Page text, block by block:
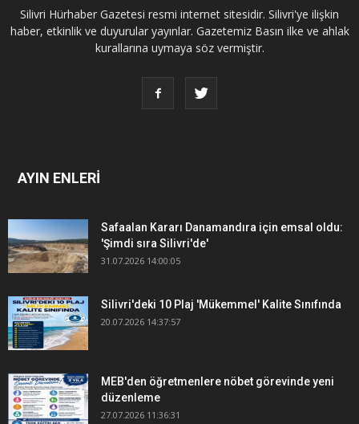
Silivri Hürhaber Gazetesi resmi internet sitesidir. Silivri'ye ilişkin
haber, etkinlik ve duyurular yayınlar. Gazetemiz Basın ilke ve ahlak
kurallarına uymaya söz vermiştir.
AYIN ENLERİ
Safaalan Kararı Danamandıra için emsal oldu:
'Şimdi sıra Silivri'de'
31.07.2026 14:00:05
Silivri'deki 10 Plaj 'Mükemmel' Kalite Sınıfında
20.07.2026 14:37:57
MEB'den öğretmenlere nöbet görevinde yeni
düzenleme
27.07.2026 11:36:31